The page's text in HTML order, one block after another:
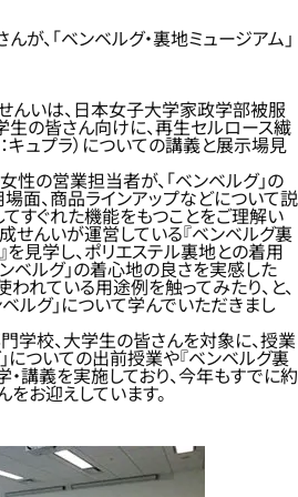
、「ベンベルグ・裏地ミュージアム」
んいは、日本女子大学家政学部被服
の皆さん向けに、再生セルロース繊
キュプラ）についての講義と展示場見
性の営業担当者が、「ベンベルグ」の
場面、商品ラインアップなどについて説
てすぐれた機能をもつことをご理解い
せんいが運営している『ベンベルグ裏
を見学し、ポリエステル裏地との着用
ベルグ」の着心地の良さを実感した
れている用途例を触ってみたり、と、
ルグ」について学んでいただきまし
学校、大学生の皆さんを対象に、授業
についての出前授業や『ベンベルグ裏
講義を実施しており、今年もすでに約
お迎えしています。